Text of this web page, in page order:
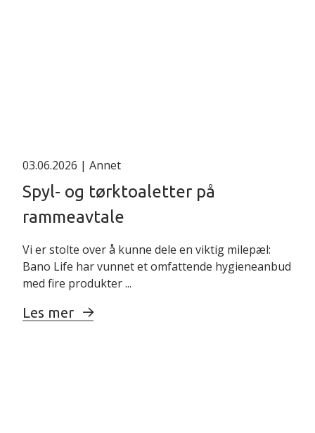
03.06.2026 | Annet
Spyl- og tørktoaletter på
rammeavtale
Vi er stolte over å kunne dele en viktig milepæl:
Bano Life har vunnet et omfattende hygieneanbud
med fire produkter ...
Les mer